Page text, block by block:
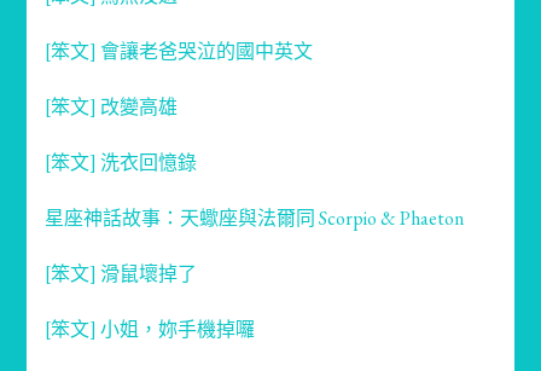
[笨文] 會讓老爸哭泣的國中英文
[笨文] 改變高雄
[笨文] 洗衣回憶錄
星座神話故事：天蠍座與法爾同 Scorpio & Phaeton
[笨文] 滑鼠壞掉了
[笨文] 小姐，妳手機掉囉